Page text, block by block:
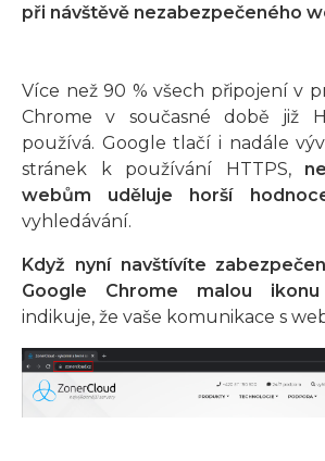
při návštěvě nezabezpečeného
Více než 90 % všech připojení v
Chrome v současné době již
používá. Google tlačí i nadále
stránek k používání HTTPS,
webům uděluje horší
vyhledávání.
Když nyní navštívíte
Google Chrome malou
indikuje, že vaše komunikace s